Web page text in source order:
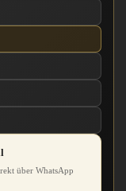
über WhatsApp